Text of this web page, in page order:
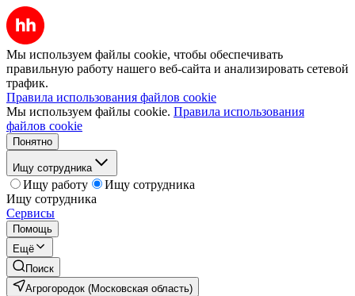
Мы используем файлы cookie, чтобы обеспечивать
правильную работу нашего веб-сайта и анализировать сетевой
трафик.
Правила использования файлов cookie
Мы используем файлы cookie. Правила использования
файлов cookie
Понятно
Ищу сотрудника
Ищу работу
Ищу сотрудника
Ищу сотрудника
Сервисы
Помощь
Ещё
Поиск
Агрогородок (Московская область)